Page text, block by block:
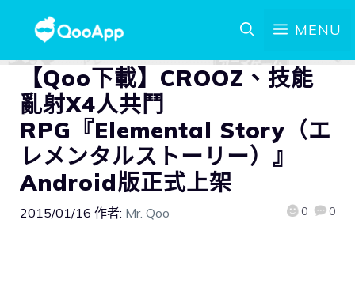
MENU
【Qoo下載】CROOZ、技能
亂射X4人共鬥
RPG『Elemental Story（エ
レメンタルストーリー）』
Android版正式上架
2015/01/16 作者: Mr. Qoo 0 0